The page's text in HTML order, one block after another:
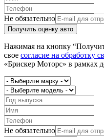
Не обязательно
Получить оценку авто
Нажимая на кнопку
свое согласие на обработку
«Брискер Моторс» в рамках
Не обязательно